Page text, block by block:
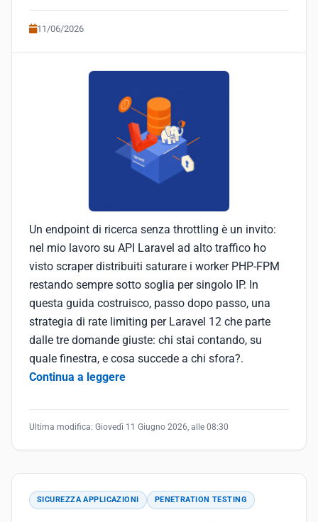
11/06/2026
Un endpoint di ricerca senza throttling è un invito:
nel mio lavoro su API Laravel ad alto traffico ho
visto scraper distribuiti saturare i worker PHP-FPM
restando sempre sotto soglia per singolo IP. In
questa guida costruisco, passo dopo passo, una
strategia di rate limiting per Laravel 12 che parte
dalle tre domande giuste: chi stai contando, su
quale finestra, e cosa succede a chi sfora?.
Continua a leggere
Ultima modifica: Giovedì 11 Giugno 2026, alle 08:30
SICUREZZA APPLICAZIONI PENETRATION TESTING